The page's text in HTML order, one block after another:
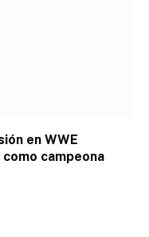
en WWE
campeona